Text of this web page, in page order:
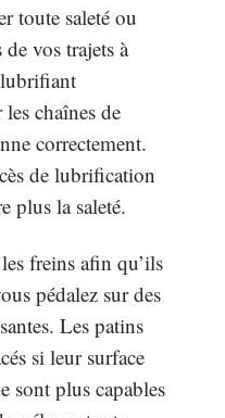
toute saleté ou
vos trajets à
chaînes de
correctement.
de lubrification
plus la saleté.
freins afin qu’ils
pédalez sur des
Les patins
si leur surface
sont plus capables